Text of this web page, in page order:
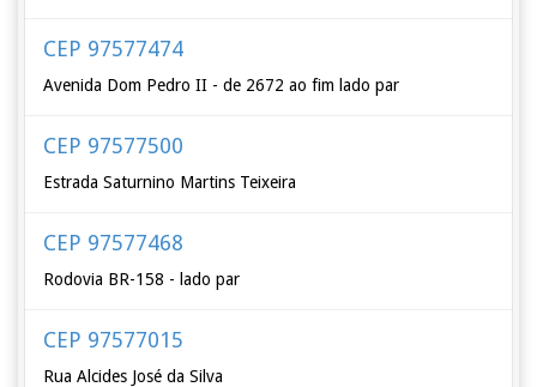
CEP 97577474
Avenida Dom Pedro II - de 2672 ao fim lado par
CEP 97577500
Estrada Saturnino Martins Teixeira
CEP 97577468
Rodovia BR-158 - lado par
CEP 97577015
Rua Alcides José da Silva